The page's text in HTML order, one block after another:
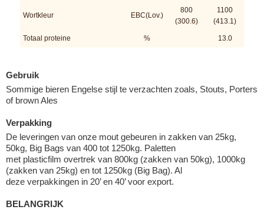
Wortkleur EBC(Lov.)
800
(300.6)
1100
(413.1)
Totaal proteine % 13.0
Gebruik
Sommige bieren Engelse stijl te verzachten zoals, Stouts, Porters
of brown Ales
Verpakking
De leveringen van onze mout gebeuren in zakken van 25kg,
50kg, Big Bags van 400 tot 1250kg. Paletten
met plasticfilm overtrek van 800kg (zakken van 50kg), 1000kg
(zakken van 25kg) en tot 1250kg (Big Bag). Al
deze verpakkingen in 20’ en 40’ voor export.
BELANGRIJK